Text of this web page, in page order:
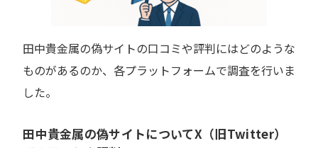
田中貴金属の偽サイトの口コミや評判にはどのような
ものがあるのか、各プラットフォームで調査を行いま
した。
田中貴金属の偽サイトについてX（旧Twitter）